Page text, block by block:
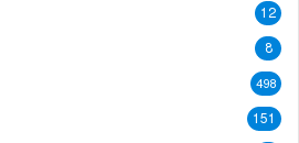
12
8
498
151